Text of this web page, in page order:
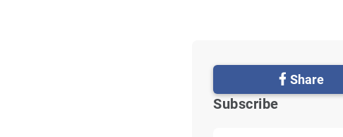
Share
Subscribe